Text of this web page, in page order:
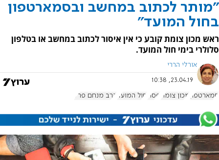
"מותר לכתוב במחשב ובסמארטפון
בחול המועד"
ראש מכון צומת קובע כי אין איסור לכתוב במחשב או בטלפון
סלולרי בימי חול המועד.
אורלי הררי
23.04.19, 10:38
סמארטפון מכון צומת פסח חול המועד הרב מנחם פרל